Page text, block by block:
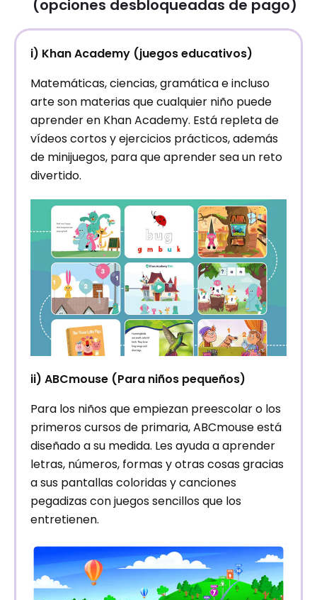
(opciones desbloqueadas de pago)
i) Khan Academy (juegos educativos)
Matemáticas, ciencias, gramática e incluso
arte son materias que cualquier niño puede
aprender en Khan Academy. Está repleta de
vídeos cortos y ejercicios prácticos, además
de minijuegos, para que aprender sea un reto
divertido.
ii) ABCmouse (Para niños pequeños)
Para los niños que empiezan preescolar o los
primeros cursos de primaria, ABCmouse está
diseñado a su medida. Les ayuda a aprender
letras, números, formas y otras cosas gracias
a sus pantallas coloridas y canciones
pegadizas con juegos sencillos que los
entretienen.